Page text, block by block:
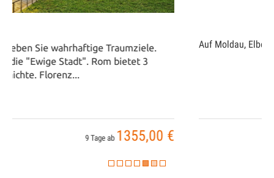
Auf Moldau, Elbe & Spree
10 Tage ab